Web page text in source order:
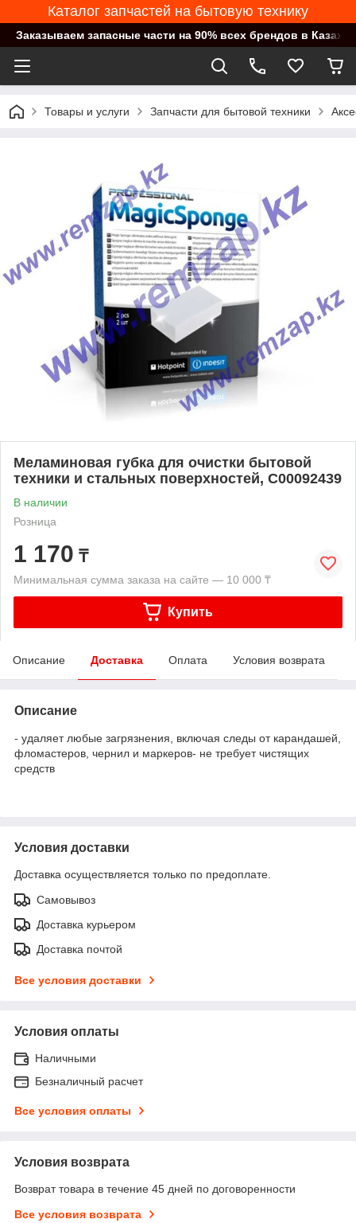
Каталог запчастей на бытовую технику
Заказываем запасные части на 90% всех брендов в
Товары и услуги Запчасти для бытовой техники
Меламиновая губка для очистки бытовой
техники и стальных поверхностей, C00092439
В наличии
Розница
1 170 ₸
Минимальная сумма заказа на сайте — 10 000 ₸
Купить
Описание Доставка Оплата Условия возврата
Описание
- удаляет любые загрязнения, включая следы от карандашей,
фломастеров, чернил и маркеров- не требует чистящих
средств
Условия доставки
Доставка осуществляется только по предоплате.
Самовывоз
Доставка курьером
Доставка почтой
Все условия доставки
Условия оплаты
Наличными
Безналичный расчет
Все условия оплаты
Условия возврата
Возврат товара в течение 45 дней по договоренности
Все условия возврата